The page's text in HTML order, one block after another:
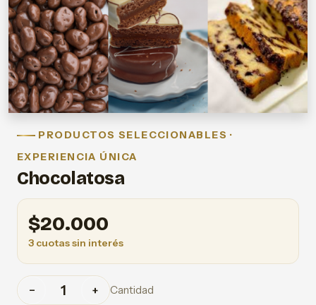
PRODUCTOS SELECCIONABLES ·
EXPERIENCIA ÚNICA
Chocolatosa
$20.000
3 cuotas sin interés
− + Cantidad